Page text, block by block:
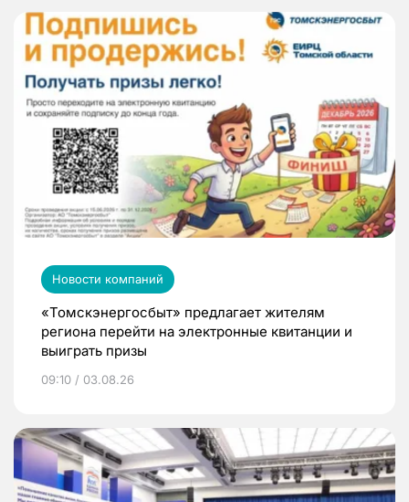
Новости компаний
«Томскэнергосбыт» предлагает жителям
региона перейти на электронные квитанции и
выиграть призы
09:10 / 03.08.26